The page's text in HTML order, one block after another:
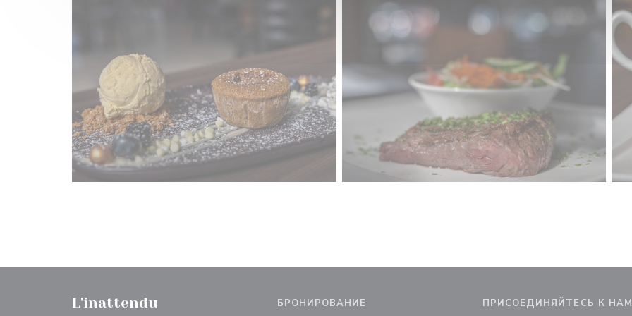
L'inattendu БРОНИРОВАНИЕ ПРИСОЕДИНЯЙТЕСЬ К НАМ